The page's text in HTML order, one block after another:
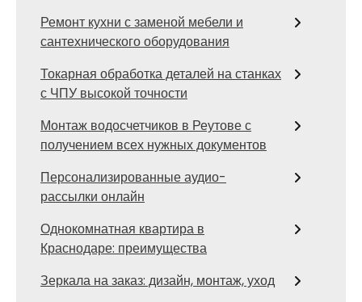
Ремонт кухни с заменой мебели и
сантехнического оборудования
Токарная обработка деталей на станках
с ЧПУ высокой точности
Монтаж водосчетчиков в Реутове с
получением всех нужных документов
Персонализированные аудио-
рассылки онлайн
Однокомнатная квартира в
Краснодаре: преимущества
Зеркала на заказ: дизайн, монтаж, уход